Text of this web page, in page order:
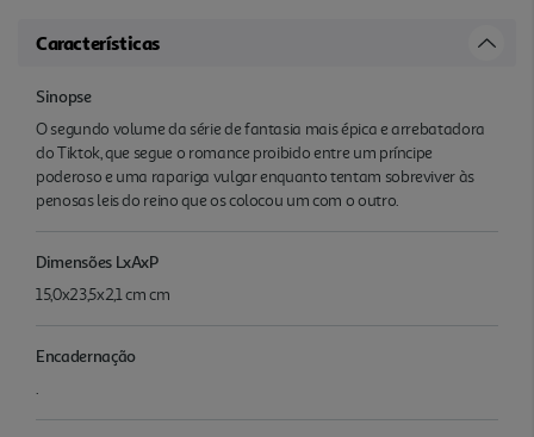
Características
Sinopse
O segundo volume da série de fantasia mais épica e arrebatadora
do Tiktok, que segue o romance proibido entre um príncipe
poderoso e uma rapariga vulgar enquanto tentam sobreviver às
penosas leis do reino que os colocou um com o outro.
Dimensões LxAxP
15,0x23,5x2,1 cm cm
Encadernação
.